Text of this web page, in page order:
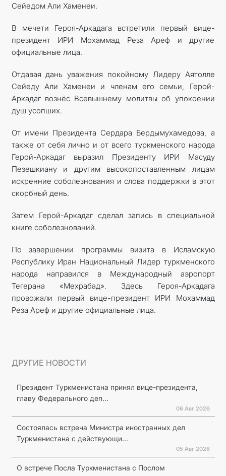
Сейедом Али Хаменеи.
В мечети Героя-Аркадага встретили первый вице-
президент ИРИ Мохаммад Реза Ареф и другие
официальные лица.
Отдавая дань уважения покойному Лидеру Аятолле
Сейеду Али Хаменеи и членам его семьи, Герой-
Аркадаг вознёс Всевышнему молитвы об упокоении
душ усопших.
От имени Президента Сердара Бердымухамедова, а
также от себя лично и от всего туркменского народа
Герой-Аркадаг выразил Президенту ИРИ Масуду
Пезешкиану и другим высокопоставленным лицам
искренние соболезнования и слова поддержки в этот
скорбный день.
Затем Герой-Аркадаг сделал запись в специальной
книге соболезнований.
По завершении программы визита в Исламскую
Республику Иран Национальный Лидер туркменского
народа направился в Международный аэропорт
Тегерана «Мехрабад». Здесь Героя-Аркадага
провожали первый вице-президент ИРИ Мохаммад
Реза Ареф и другие официальные лица.
ДРУГИЕ НОВОСТИ
Президент Туркменистана принял вице-президента,
главу Федерального деп...
06 Авг 2026
Состоялась встреча Министра иностранных дел
Туркменистана с действующи...
05 Авг 2026
О встрече Посла Туркменистана с Послом